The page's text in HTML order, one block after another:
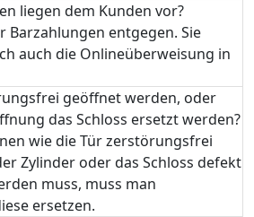
liegen dem Kunden vor?
Barzahlungen entgegen. Sie
auch die Onlineüberweisung in
geöffnet werden, oder
das Schloss ersetzt werden?
wie die Tür zerstörungsfrei
Zylinder oder das Schloss defekt
muss, muss man
ersetzen.